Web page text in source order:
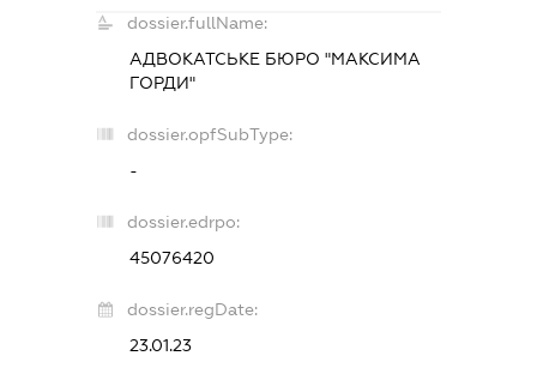
dossier.fullName:
АДВОКАТСЬКЕ БЮРО "МАКСИМА
ГОРДИ"
dossier.opfSubType:
-
dossier.edrpo:
45076420
dossier.regDate:
23.01.23